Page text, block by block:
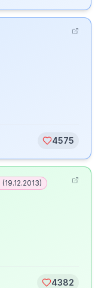
4575
(19.12.2013)
4382